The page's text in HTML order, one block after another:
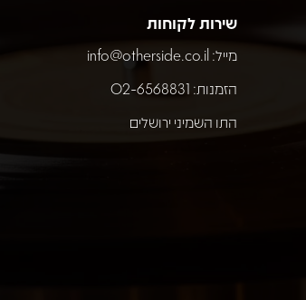
שירות לקוחות
מייל: info@otherside.co.il
הזמנות: 02-6568831
התו השמיני ירושלים